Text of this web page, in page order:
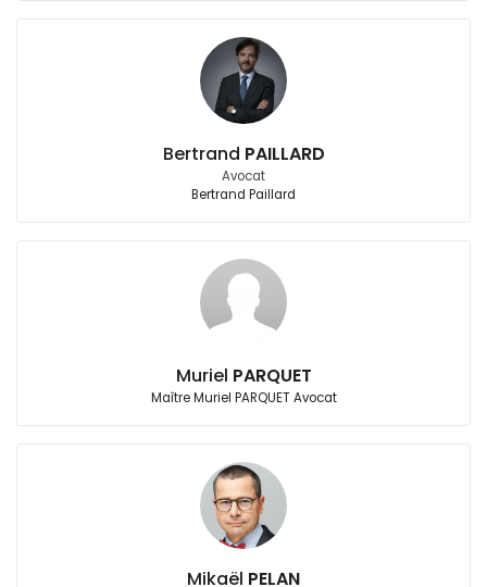
Bertrand PAILLARD
Avocat
Bertrand Paillard
Muriel PARQUET
Maître Muriel PARQUET Avocat
Mikaël PELAN